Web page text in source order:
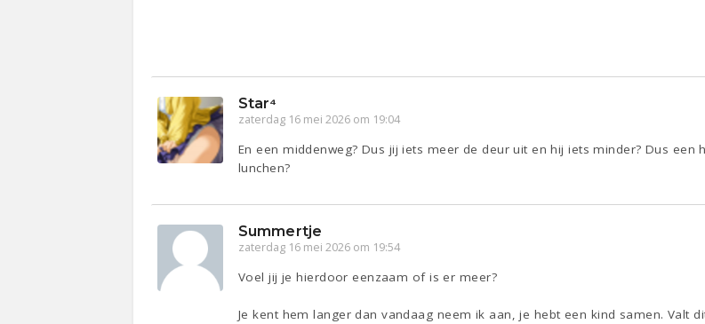
Star⁴
zaterdag 16 mei 2026 om 19:04
En een middenweg? Dus jij iets meer de deur uit en hij iets minder? Dus
lunchen?
Summertje
zaterdag 16 mei 2026 om 19:54
Voel jij je hierdoor eenzaam of is er meer?
Je kent hem langer dan vandaag neem ik aan, je hebt een kind samen. Valt